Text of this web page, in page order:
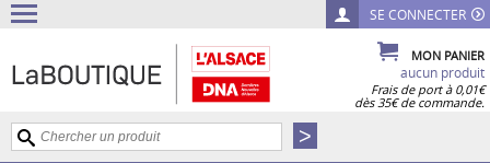
SE CONNECTER
MON PANIER
aucun produit
Frais de port à 0,01€
dès 35€ de commande.